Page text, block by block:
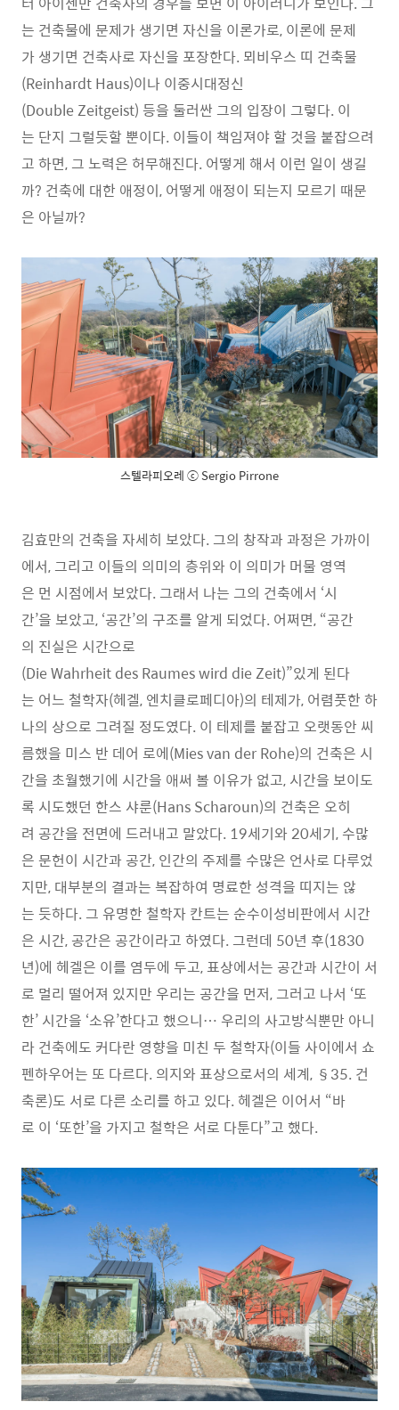
는 건축물에 문제가 생기면 자신을 이론가로, 이론에 문제
가 생기면 건축사로 자신을 포장한다. 뫼비우스 띠 건축물
(Reinhardt Haus)이나 이중시대정신
(Double Zeitgeist) 등을 둘러싼 그의 입장이 그렇다. 이
는 단지 그럴듯할 뿐이다. 이들이 책임져야 할 것을 붙잡으려
고 하면, 그 노력은 허무해진다. 어떻게 해서 이런 일이 생길
까? 건축에 대한 애정이, 어떻게 애정이 되는지 모르기 때문
은 아닐까?
스텔라피오레 ⓒ Sergio Pirrone
김효만의 건축을 자세히 보았다. 그의 창작과 과정은 가까이
에서, 그리고 이들의 의미의 층위와 이 의미가 머물 영역
은 먼 시점에서 보았다. 그래서 나는 그의 건축에서 ‘시
간’을 보았고, ‘공간’의 구조를 알게 되었다. 어쩌면, “공간
의 진실은 시간으로
(Die Wahrheit des Raumes wird die Zeit)”있게 된다
는 어느 철학자(헤겔, 엔치클로페디아)의 테제가, 어렴풋한 하
나의 상으로 그려질 정도였다. 이 테제를 붙잡고 오랫동안 씨
름했을 미스 반 데어 로에(Mies van der Rohe)의 건축은 시
간을 초월했기에 시간을 애써 볼 이유가 없고, 시간을 보이도
록 시도했던 한스 샤룬(Hans Scharoun)의 건축은 오히
려 공간을 전면에 드러내고 말았다. 19세기와 20세기, 수많
은 문헌이 시간과 공간, 인간의 주제를 수많은 언사로 다루었
지만, 대부분의 결과는 복잡하여 명료한 성격을 띠지는 않
는 듯하다. 그 유명한 철학자 칸트는 순수이성비판에서 시간
은 시간, 공간은 공간이라고 하였다. 그런데 50년 후(1830
년)에 헤겔은 이를 염두에 두고, 표상에서는 공간과 시간이 서
로 멀리 떨어져 있지만 우리는 공간을 먼저, 그러고 나서 ‘또
한’ 시간을 ‘소유’한다고 했으니… 우리의 사고방식뿐만 아니
라 건축에도 커다란 영향을 미친 두 철학자(이들 사이에서 쇼
펜하우어는 또 다르다. 의지와 표상으로서의 세계, §35. 건
축론)도 서로 다른 소리를 하고 있다. 헤겔은 이어서 “바
로 이 ‘또한’을 가지고 철학은 서로 다툰다”고 했다.